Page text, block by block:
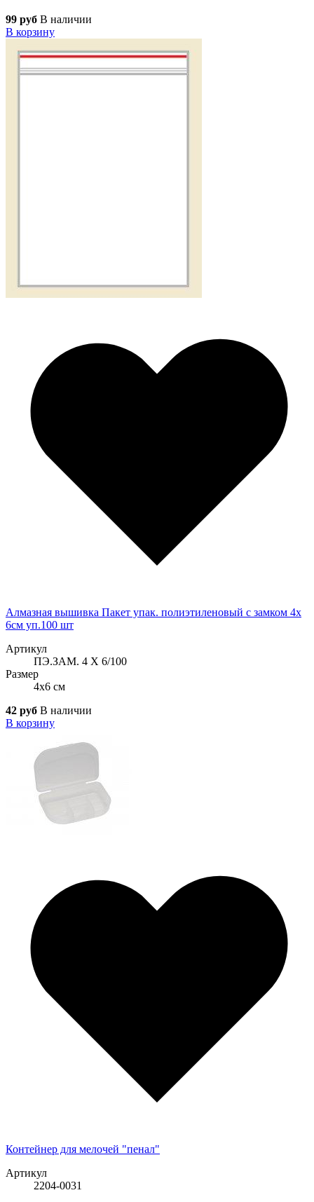
99 руб В наличии
В корзину
Алмазная вышивка Пакет упак. полиэтиленовый с замком 4х
6см уп.100 шт
Артикул
ПЭ.ЗАМ. 4 Х 6/100
Размер
4x6 см
42 руб В наличии
В корзину
Контейнер для мелочей "пенал"
Артикул
2204-0031